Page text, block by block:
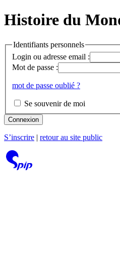
Histoire du
Identifiants personnels
Login ou adresse email :
Mot de passe :
mot de passe oublié ?
Se souvenir de moi
Connexion
S’inscrire retour au site public